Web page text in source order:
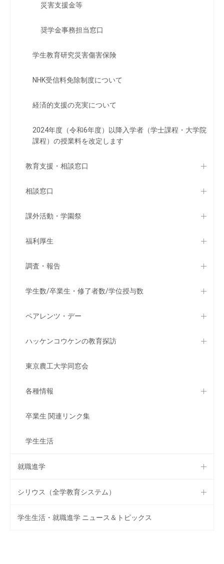
災害支援金等
奨学金事務担当窓口
学生教育研究災害傷害保険
NHK受信料免除制度について
経済的支援の充実について
2024年度（令和6年度）以降入学者（学士課程・大学院
課程）の授業料を改定します
教育支援・相談窓口
相談窓口
課外活動・学園祭
福利厚生
調査・報告
学生数/卒業生・修了者数/学位授与数
ペアレンツ・デー
ハッケンコウケンの教育探訪
東京農工大学同窓会
各種情報
卒業生 関連リンク集
学生生活
就職進学
シリウス（全学教育システム）
学生生活・就職進学 ニュース＆トピックス